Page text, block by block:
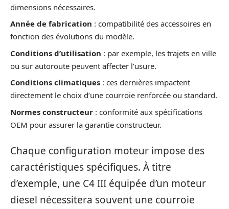
dimensions nécessaires.
Année de fabrication : compatibilité des accessoires en
fonction des évolutions du modèle.
Conditions d’utilisation : par exemple, les trajets en ville
ou sur autoroute peuvent affecter l’usure.
Conditions climatiques : ces dernières impactent
directement le choix d’une courroie renforcée ou standard.
Normes constructeur : conformité aux spécifications
OEM pour assurer la garantie constructeur.
Chaque configuration moteur impose des
caractéristiques spécifiques. À titre
d’exemple, une C4 III équipée d’un moteur
diesel nécessitera souvent une courroie